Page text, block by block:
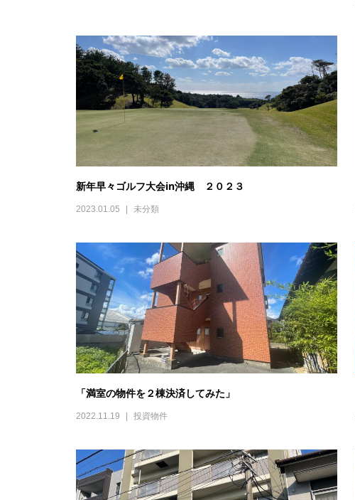
新年早々ゴルフ大会in沖縄 ２０２３
2023.01.05 未分類
「満室の物件を２棟決済してみた」
2022.11.19 投資物件